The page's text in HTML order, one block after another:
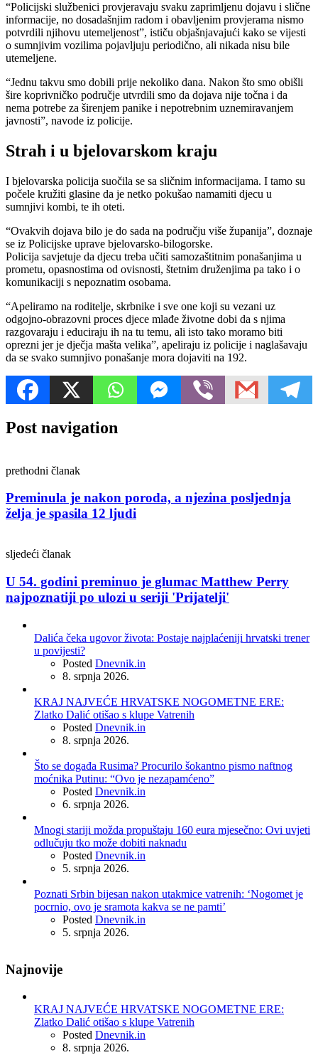
“Policijski službenici provjeravaju svaku zaprimljenu dojavu i slične
informacije, no dosadašnjim radom i obavljenim provjerama nismo
potvrdili njihovu utemeljenost”, ističu objašnjavajući kako se vijesti
o sumnjivim vozilima pojavljuju periodično, ali nikada nisu bile
utemeljene.
“Jednu takvu smo dobili prije nekoliko dana. Nakon što smo obišli
šire koprivničko područje utvrdili smo da dojava nije točna i da
nema potrebe za širenjem panike i nepotrebnim uznemiravanjem
javnosti”, navode iz policije.
Strah i u bjelovarskom kraju
I bjelovarska policija suočila se sa sličnim informacijama. I tamo su
počele kružiti glasine da je netko pokušao namamiti djecu u
sumnjivi kombi, te ih oteti.
“Ovakvih dojava bilo je do sada na području više županija”, doznaje
se iz Policijske uprave bjelovarsko-bilogorske.
Policija savjetuje da djecu treba učiti samozaštitnim ponašanjima u
prometu, opasnostima od ovisnosti, štetnim druženjima pa tako i o
komunikaciji s nepoznatim osobama.
“Apeliramo na roditelje, skrbnike i sve one koji su vezani uz
odgojno-obrazovni proces djece mlađe životne dobi da s njima
razgovaraju i educiraju ih na tu temu, ali isto tako moramo biti
oprezni jer je dječja mašta velika”, apeliraju iz policije i naglašavaju
da se svako sumnjivo ponašanje mora dojaviti na 192.
Post navigation
prethodni članak
Preminula je nakon poroda, a njezina posljednja
želja je spasila 12 ljudi
sljedeći članak
U 54. godini preminuo je glumac Matthew Perry
najpoznatiji po ulozi u seriji 'Prijatelji'
Dalića čeka ugovor života: Postaje najplaćeniji hrvatski trener
u povijesti?
Posted Dnevnik.in
8. srpnja 2026.
KRAJ NAJVEĆE HRVATSKE NOGOMETNE ERE:
Zlatko Dalić otišao s klupe Vatrenih
Posted Dnevnik.in
8. srpnja 2026.
Što se događa Rusima? Procurilo šokantno pismo naftnog
moćnika Putinu: “Ovo je nezapamćeno”
Posted Dnevnik.in
6. srpnja 2026.
Mnogi stariji možda propuštaju 160 eura mjesečno: Ovi uvjeti
odlučuju tko može dobiti naknadu
Posted Dnevnik.in
5. srpnja 2026.
Poznati Srbin bijesan nakon utakmice vatrenih: ‘Nogomet je
pocrnio, ovo je sramota kakva se ne pamti’
Posted Dnevnik.in
5. srpnja 2026.
Najnovije
KRAJ NAJVEĆE HRVATSKE NOGOMETNE ERE:
Zlatko Dalić otišao s klupe Vatrenih
Posted Dnevnik.in
8. srpnja 2026.